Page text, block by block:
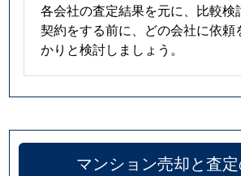
各会社の査定結果を元に、比較検
契約をする前に、どの会社に依頼
かりと検討しましょう。
マンション売却と査